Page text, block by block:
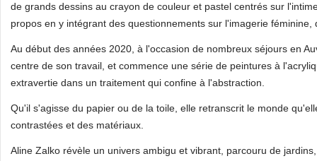
de grands dessins au crayon de couleur et pastel centrés sur
propos en y intégrant des questionnements sur l'imagerie féminine,
Au début des années 2020, à l'occasion de nombreux séjours en
centre de son travail, et commence une série de peintures à
extravertie dans un traitement qui confine à l'abstraction.
Qu'il s'agisse du papier ou de la toile, elle retranscrit le monde
contrastées et des matériaux.
Aline Zalko révèle un univers ambigu et vibrant, parcouru de